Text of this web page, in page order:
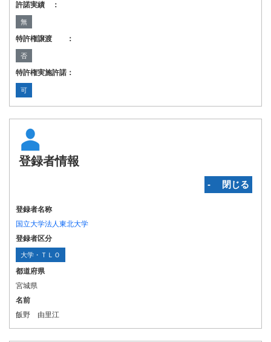
許諾実績 ：
無
特許権譲渡 ：
否
特許権実施許諾：
可
登録者情報
‐ 閉じる
登録者名称
国立大学法人東北大学
登録者区分
大学・ＴＬＯ
都道府県
宮城県
名前
飯野 由里江